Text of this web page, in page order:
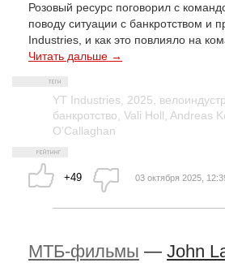
Розовый ресурс поговорил с
поводу ситуации с банкротством и
Industries, и как это повлияло на
Читать дальше →
YT Industries, 2025,
банкротство, Vali Holl, Andreas
O'Callaghan
+49 03 октября 2025,
МТБ-фильмы — John